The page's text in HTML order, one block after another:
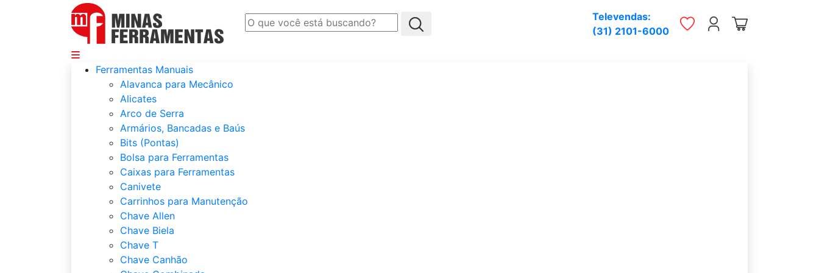
Televendas:
(31) 2101-6000
Ferramentas Manuais
Alavanca para Mecânico
Alicates
Arco de Serra
Armários, Bancadas e Baús
Bits (Pontas)
Bolsa para Ferramentas
Caixas para Ferramentas
Canivete
Carrinhos para Manutenção
Chave Allen
Chave Biela
Chave T
Chave Canhão